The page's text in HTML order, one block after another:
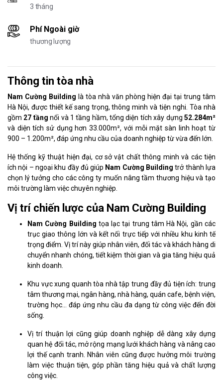
3 tháng
Phí Ngoài giờ
thương lượng
Thông tin tòa nhà
Nam Cường Building là tòa nhà văn phòng hiện đại tại trung tâm
Hà Nội, được thiết kế sang trọng, thông minh và tiện nghi. Tòa nhà
gồm 27 tầng nổi và 1 tầng hầm, tổng diện tích xây dựng52.284m²
và diện tích sử dụng hơn 33.000m², với mỗi mặt sàn linh hoạt từ
900 – 1.200m², đáp ứng nhu cầu của doanh nghiệp từ vừa đến lớn.
Hệ thống kỹ thuật hiện đại, cơ sở vật chất thông minh và các tiện
ích nội – ngoại khu đầy đủ giúp Nam Cường Building trở thành lựa
chọn lý tưởng cho các công ty muốn nâng tầm thương hiệu và tạo
môi trường làm việc chuyên nghiệp.
Vị trí chiến lược của Nam Cường Building
Nam Cường Building tọa lạc tại trung tâm Hà Nội, gần các
trục giao thông lớn và kết nối trực tiếp với nhiều khu kinh tế
trọng điểm. Vị trí này giúp nhân viên, đối tác và khách hàng di
chuyển nhanh chóng, tiết kiệm thời gian và gia tăng hiệu quả
kinh doanh.
Khu vực xung quanh tòa nhà tập trung đầy đủ tiện ích: trung
tâm thương mại, ngân hàng, nhà hàng, quán cafe, bệnh viện,
trường học… đáp ứng nhu cầu đa dạng từ công việc đến đời
sống.
Vị trí thuận lợi cũng giúp doanh nghiệp dễ dàng xây dựng
quan hệ đối tác, mở rộng mạng lưới khách hàng và nâng cao
lợi thế cạnh tranh. Nhân viên cũng được hưởng môi trường
làm việc thuận tiện, góp phần tăng hiệu quả và chất lượng
công việc.